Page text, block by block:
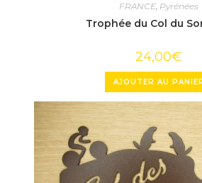
FRANCE, Pyrénées
Trophée du Col du
24,00€
AJOUTER AU